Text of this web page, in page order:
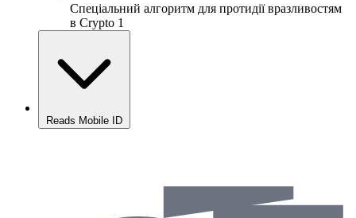
Спеціальний алгоритм для протидії вразливостям
в Crypto 1
Reads Mobile ID